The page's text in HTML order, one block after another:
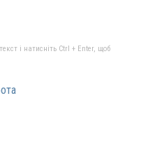
і натисніть Ctrl + Enter, щоб